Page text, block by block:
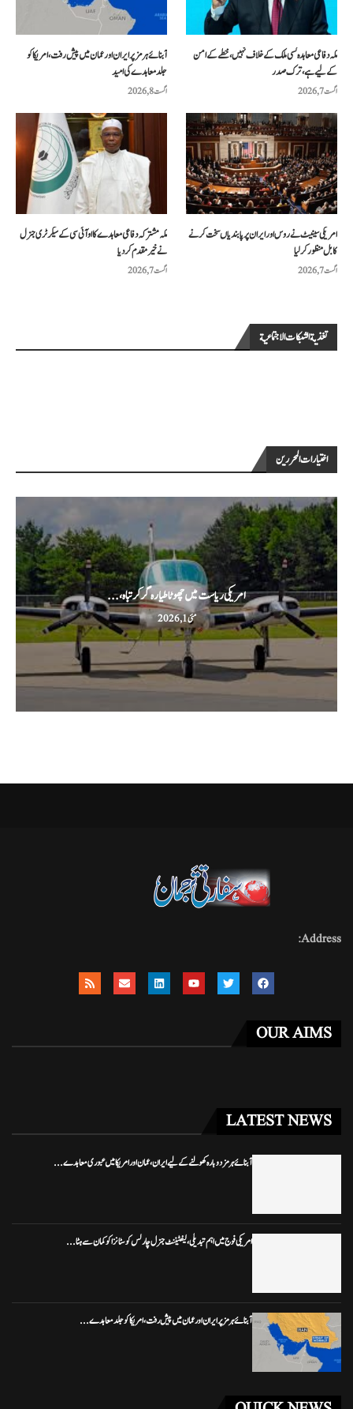
آبنائے ہرمز پر ایران اور عمان میں پیش رفت، امریکا کو
جلد معاہدے کی امید
اگست 8, 2026
مکہ دفاعی معاہدہ کسی ملک کے خلاف نہیں، خطے کے امن
کے لیے ہے، ترک صدر
اگست 7, 2026
مکہ مشترکہ دفاعی معاہدے کا او آئی سی کے سیکرٹری جنرل
نے خیرمقدم کردیا
اگست 7, 2026
امریکی سینیٹ نے روس اور ایران پر پابندیاں سخت کرنے
کا بل منظور کرلیا
اگست 7, 2026
تغذية الشبكات الاجتماعية
اختيارات المحررين
امریکی ریاست میں چھوٹا طیارہ گر کر تباہ،...
مئی 1, 2026
Address:
OUR AIMS
LATEST NEWS
آبنائے ہرمز دوبارہ کھولنے کے لیے ایران، عمان اور امریکا میں عبوری معاہدے...
امریکی فوج میں اہم تبدیلی، لیفٹیننٹ جنرل چارلس کوسٹانزا کو کمان سے ہٹا...
آبنائے ہرمز پر ایران اور عمان میں پیش رفت، امریکا کو جلد معاہدے...